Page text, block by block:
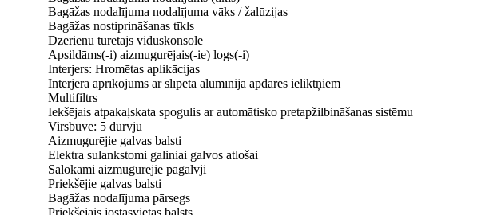
Bagāžas nodalījuma nodalījuma vāks / žalūzijas
Bagāžas nostiprināšanas tīkls
Dzērienu turētājs viduskonsolē
Apsildāms(-i) aizmugurējais(-ie) logs(-i)
Interjers: Hromētas aplikācijas
Interjera aprīkojums ar slīpēta alumīnija apdares ieliktņiem
Multifiltrs
Iekšējais atpakaļskata spogulis ar automātisko pretapžilbināšanas sistēmu
Virsbūve: 5 durvju
Aizmugurējie galvas balsti
Elektra sulankstomi galiniai galvos atlošai
Salokāmi aizmugurējie pagalvji
Priekšējie galvas balsti
Bagāžas nodalījuma pārsegs
Priekšējais jostasvietas balsts